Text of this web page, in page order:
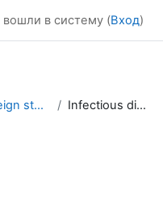
в систему (Вход)
Foreign students Infectious diseases